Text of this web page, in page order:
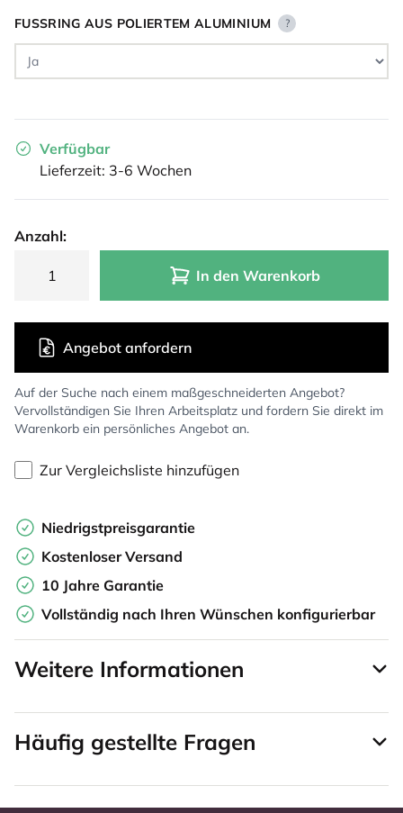
FUSSRING AUS POLIERTEM ALUMINIUM ?
Verfügbar
Lieferzeit: 3-6 Wochen
Anzahl:
In den Warenkorb
Auf der Suche nach einem maßgeschneiderten Angebot?
Vervollständigen Sie Ihren Arbeitsplatz und fordern Sie direkt im
Warenkorb ein persönliches Angebot an.
Angebot anfordern
Zur Vergleichsliste hinzufügen
Niedrigstpreisgarantie
Kostenloser Versand
10 Jahre Garantie
Vollständig nach Ihren Wünschen konfigurierbar
Weitere Informationen
Häufig gestellte Fragen